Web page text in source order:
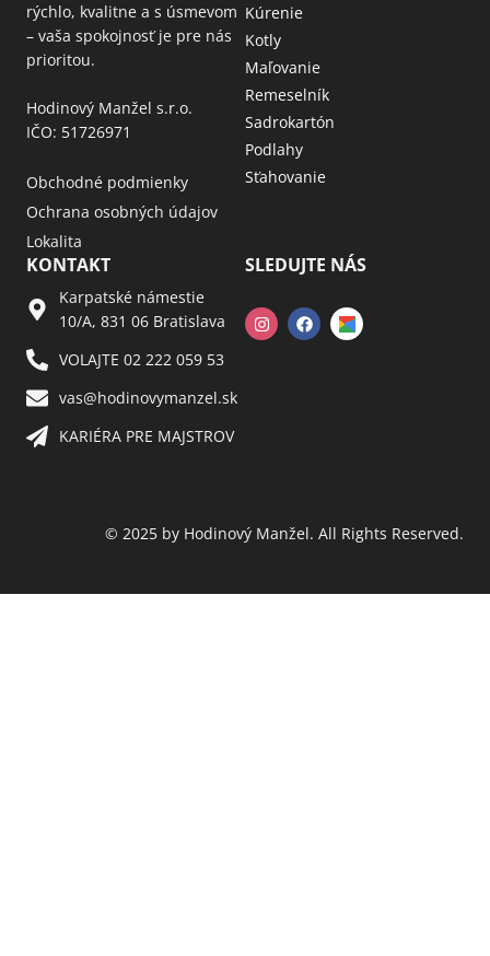
rýchlo, kvalitne a s úsmevom
– vaša spokojnosť je pre nás
prioritou.
Hodinový Manžel s.r.o.
IČO: 51726971
Obchodné podmienky
Ochrana osobných údajov
Lokalita
Kúrenie
Kotly
Maľovanie
Remeselník
Sadrokartón
Podlahy
Sťahovanie
KONTAKT
Karpatské námestie
10/A, 831 06 Bratislava
VOLAJTE 02 222 059 53​
vas@hodinovymanzel.sk​
KARIÉRA PRE MAJSTROV​
SLEDUJTE NÁS
© 2025 by Hodinový Manžel. All Rights Reserved.